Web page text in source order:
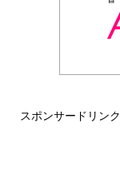
スポンサードリンク